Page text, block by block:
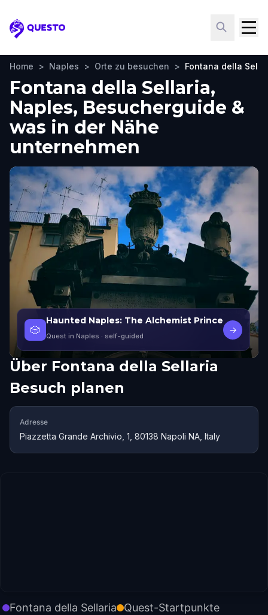
Questo
Home > Naples > Orte zu besuchen > Fontana della
Fontana della Sellaria,
Naples, Besucherguide &
was in der Nähe
unternehmen
🎲
Haunted Naples: The Alchemist Prince
Quest in Naples · self-guided
→
Über Fontana della Sellaria
Besuch planen
Adresse
Piazzetta Grande Archivio, 1, 80138 Napoli NA, Italy
Fontana della Sellaria Quest-Startpunkte